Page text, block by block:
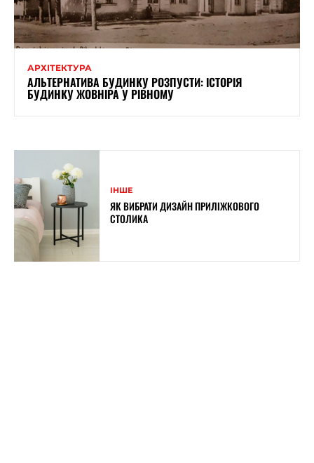
АРХІТЕКТУРА
АЛЬТЕРНАТИВА БУДИНКУ РОЗПУСТИ: ІСТОРІЯ
БУДИНКУ ЖОВНІРА У РІВНОМУ
ІНШЕ
ЯК ВИБРАТИ ДИЗАЙН ПРИЛІЖКОВОГО
СТОЛИКА